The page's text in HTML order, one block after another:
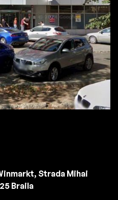
Strada Mihai
Braila